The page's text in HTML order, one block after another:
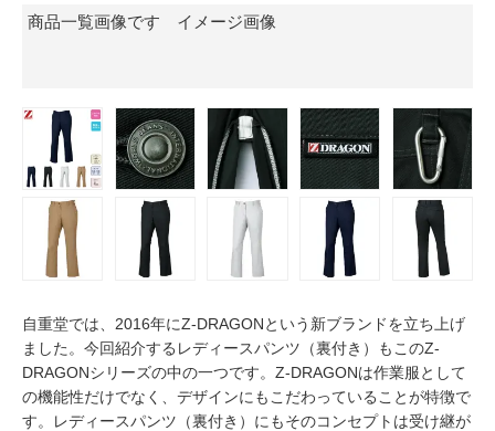
商品一覧画像です イメージ画像
自重堂では、2016年にZ-DRAGONという新ブランドを立ち上げ
ました。今回紹介するレディースパンツ（裏付き）もこのZ-
DRAGONシリーズの中の一つです。Z-DRAGONは作業服として
の機能性だけでなく、デザインにもこだわっていることが特徴で
す。レディースパンツ（裏付き）にもそのコンセプトは受け継が